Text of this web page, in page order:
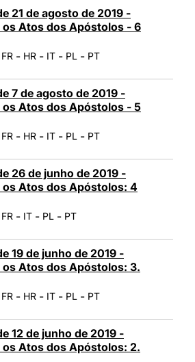
21 de agosto de 2019 -
os Atos dos Apóstolos - 6
FR - HR - IT - PL - PT
7 de agosto de 2019 -
os Atos dos Apóstolos - 5
FR - HR - IT - PL - PT
26 de junho de 2019 -
os Atos dos Apóstolos: 4
FR - IT - PL - PT
19 de junho de 2019 -
os Atos dos Apóstolos: 3.
FR - HR - IT - PL - PT
12 de junho de 2019 -
os Atos dos Apóstolos: 2.